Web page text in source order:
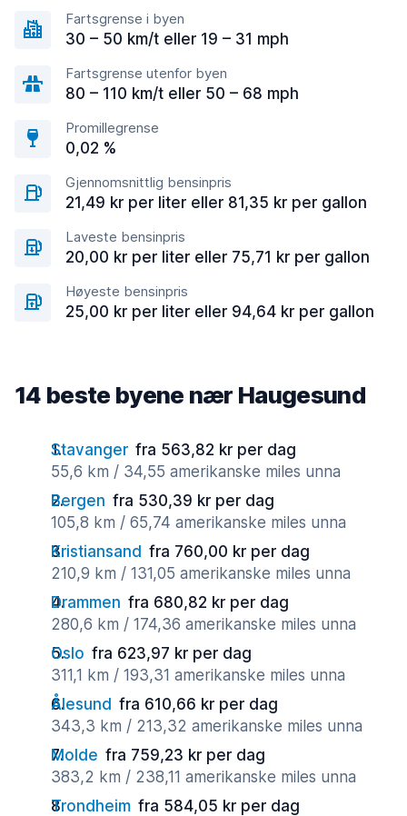
Fartsgrense i byen
30 – 50 km/t eller 19 – 31 mph
Fartsgrense utenfor byen
80 – 110 km/t eller 50 – 68 mph
Promillegrense
0,02 %
Gjennomsnittlig bensinpris
21,49 kr per liter eller 81,35 kr per gallon
Laveste bensinpris
20,00 kr per liter eller 75,71 kr per gallon
Høyeste bensinpris
25,00 kr per liter eller 94,64 kr per gallon
14 beste byene nær Haugesund
Stavanger fra 563,82 kr per dag
55,6 km / 34,55 amerikanske miles unna
Bergen fra 530,39 kr per dag
105,8 km / 65,74 amerikanske miles unna
Kristiansand fra 760,00 kr per dag
210,9 km / 131,05 amerikanske miles unna
Drammen fra 680,82 kr per dag
280,6 km / 174,36 amerikanske miles unna
Oslo fra 623,97 kr per dag
311,1 km / 193,31 amerikanske miles unna
Ålesund fra 610,66 kr per dag
343,3 km / 213,32 amerikanske miles unna
Molde fra 759,23 kr per dag
383,2 km / 238,11 amerikanske miles unna
Trondheim fra 584,05 kr per dag